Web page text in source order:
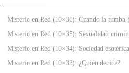
Misterio en Red (10×36): Cuando la tumba
Misterio en Red (10×35): Sexualidad
Misterio en Red (10×34): Sociedad esotérica
Misterio en Red (10×33): ¿Quién decide?